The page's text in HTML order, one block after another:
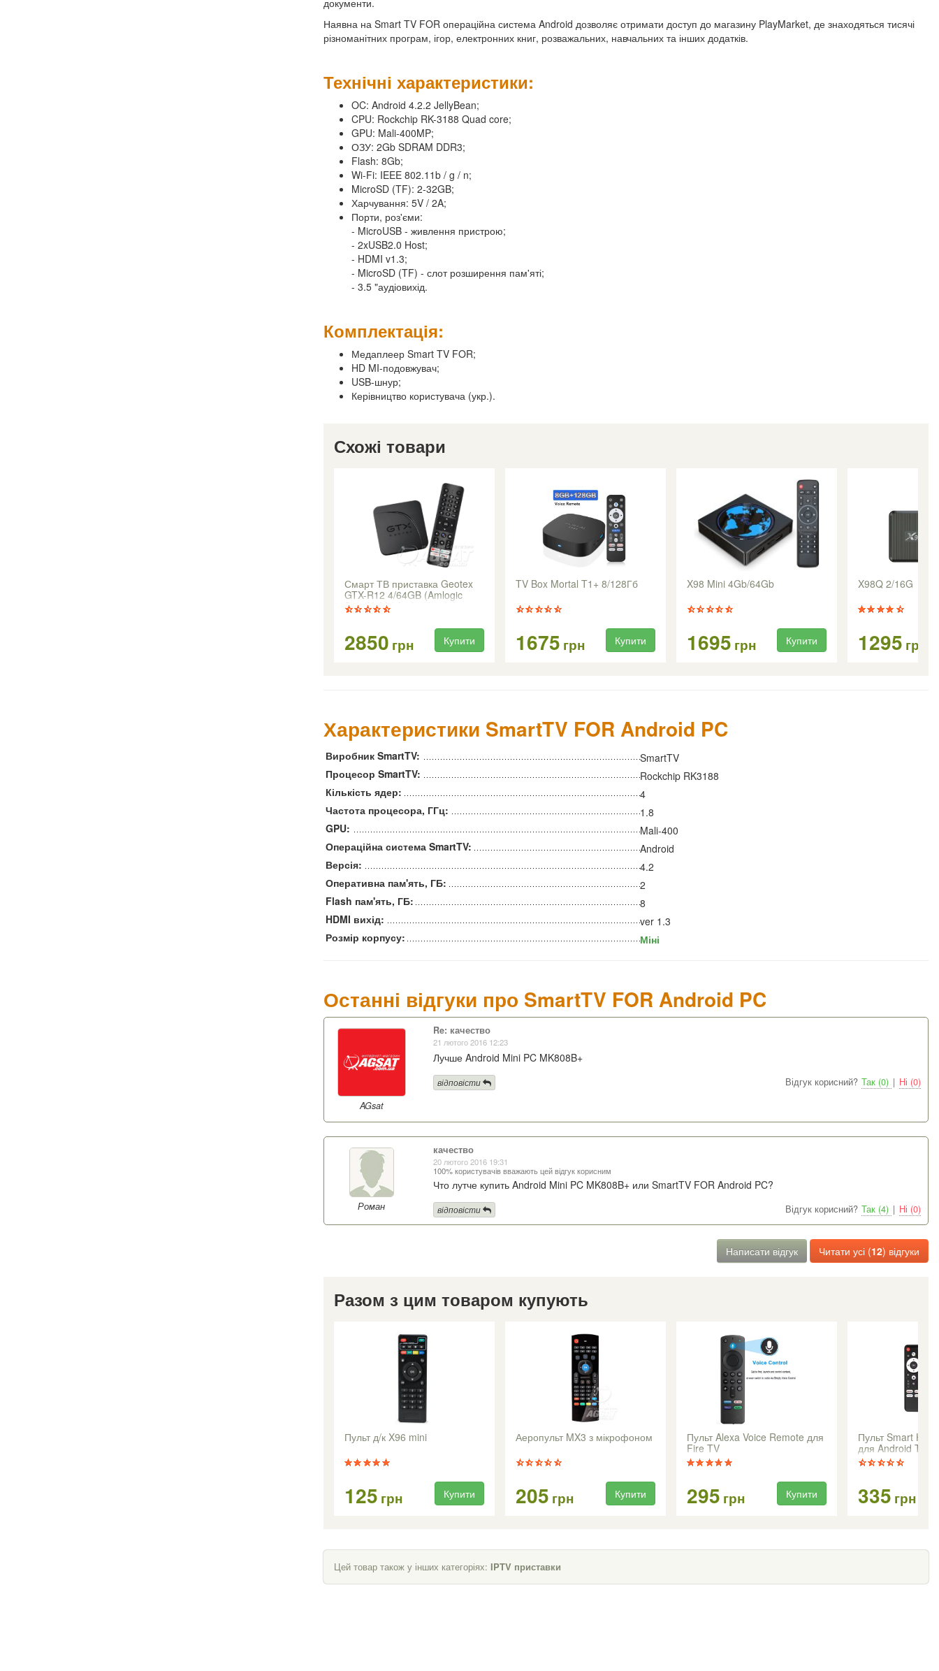
документи.
Наявна на Smart TV FOR операційна система Android дозволяє отримати доступ до магазину PlayMarket, де знаходяться тисячі
різноманітних програм, ігор, електронних книг, розважальних, навчальних та інших додатків.
Технічні характеристики:
OC: Android 4.2.2 JellyBean;
CPU: Rockchip RK-3188 Quad core;
GPU: Mali-400MP;
ОЗУ: 2Gb SDRAM DDR3;
Flash: 8Gb;
Wi-Fi: IEEE 802.11b / g / n;
MicroSD (TF): 2-32GB;
Харчування: 5V / 2A;
Порти, роз'єми:
- MicroUSB - живлення пристрою;
- 2xUSB2.0 Host;
- HDMI v1.3;
- MicroSD (TF) - слот розширення пам'яті;
- 3.5 "аудіовихід.
Комплектація:
Медаплеер Smart TV FOR;
HD MI-подовжувач;
USB-шнур;
Керівництво користувача (укр.).
Схожі товари
Смарт ТВ приставка Geotex
GTX-R12 4/64GB (Amlogic
S905X5M / Android 14)
2850 грн Купити
TV Box Mortal T1+ 8/128Гб
1675 грн Купити
X98 Mini 4Gb/64Gb
1695 грн Купити
X98Q 2/16G
1295 грн
Характеристики SmartTV FOR Android PC
Виробник SmartTV:
SmartTV
Процесор SmartTV:
Rockchip RK3188
Кількість ядер:
4
Частота процесора, ГГц:
1.8
GPU:
Mali-400
Операційна система SmartTV:
Android
Версія:
4.2
Оперативна пам'ять, ГБ:
2
Flash пам'ять, ГБ:
8
HDMI вихід:
ver 1.3
Розмір корпусу:
Міні
Останні відгуки про SmartTV FOR Android PC
AGsat
Re: качество
21 лютого 2016 12:23
Лучше Android Mini PC MK808B+
Відгук корисний? Так (0) | Ні (0)
відповісти
Роман
качество
20 лютого 2016 19:31
100% користувачів вважають цей відгук корисним
Что лутче купить Android Mini PC MK808B+ или SmartTV FOR Android PC?
Відгук корисний? Так (4) | Ні (0)
відповісти
Написати відгук Читати усі (12) відгуки
Разом з цим товаром купують
Пульт д/к X96 mini
125 грн Купити
Аеропульт MX3 з мікрофоном
205 грн Купити
Пульт Alexa Voice Remote для
Fire TV
295 грн Купити
Пульт Smart
для Android TV
335 грн
Цей товар також у інших категоріях: IPTV приставки